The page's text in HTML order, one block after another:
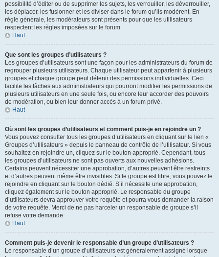
possibilité d’éditer ou de supprimer les sujets, les verrouiller, les déverrouiller,
les déplacer, les fusionner et les diviser dans le forum qu’ils modèrent. En
règle générale, les modérateurs sont présents pour que les utilisateurs
respectent les règles imposées sur le forum.
Haut
Que sont les groupes d’utilisateurs ?
Les groupes d’utilisateurs sont une façon pour les administrateurs du forum de
regrouper plusieurs utilisateurs. Chaque utilisateur peut appartenir à plusieurs
groupes et chaque groupe peut détenir des permissions individuelles. Ceci
facilite les tâches aux administrateurs qui pourront modifier les permissions de
plusieurs utilisateurs en une seule fois, ou encore leur accorder des pouvoirs
de modération, ou bien leur donner accès à un forum privé.
Haut
Où sont les groupes d’utilisateurs et comment puis-je en rejoindre un ?
Vous pouvez consulter tous les groupes d’utilisateurs en cliquant sur le lien «
Groupes d’utilisateurs » depuis le panneau de contrôle de l’utilisateur. Si vous
souhaitez en rejoindre un, cliquez sur le bouton approprié. Cependant, tous
les groupes d’utilisateurs ne sont pas ouverts aux nouvelles adhésions.
Certains peuvent nécessiter une approbation, d’autres peuvent être restreints
et d’autres peuvent même être invisibles. Si le groupe est libre, vous pouvez le
rejoindre en cliquant sur le bouton dédié. S’il nécessite une approbation,
cliquez également sur le bouton approprié. Le responsable du groupe
d’utilisateurs devra approuver votre requête et pourra vous demander la raison
de votre requête. Merci de ne pas harceler un responsable de groupe s’il
refuse votre demande.
Haut
Comment puis-je devenir le responsable d’un groupe d’utilisateurs ?
Le responsable d’un groupe d’utilisateurs est généralement assigné lorsque